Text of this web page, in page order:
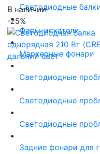
Светодиодные
Фары-искатели
Маркерные фонари
Светодиодные
Светодиодные
Светодиодные
Задние фонари для
В наличии
-25%